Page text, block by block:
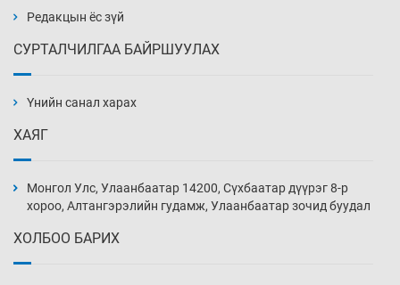
3 цаг 50 мин
4 цаг 5 мин
4 цаг 20 мин
Редакцын ёс зүй
СУРТАЛЧИЛГАА БАЙРШУУЛАХ
Үнийн санал харах
ХАЯГ
Монгол Улс, Улаанбаатар 14200, Сүхбаатар дүүрэг 8-р
хороо, Алтангэрэлийн гудамж, Улаанбаатар зочид буудал
ХОЛБОО БАРИХ